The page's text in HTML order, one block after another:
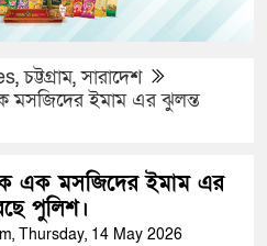
,চট্টগ্রাম,সারাদেশ
মসজিদের ইমাম এর ঝুলন্ত
এক মসজিদের ইমাম এর
পুলিশ।
Thursday, 14 May 2026